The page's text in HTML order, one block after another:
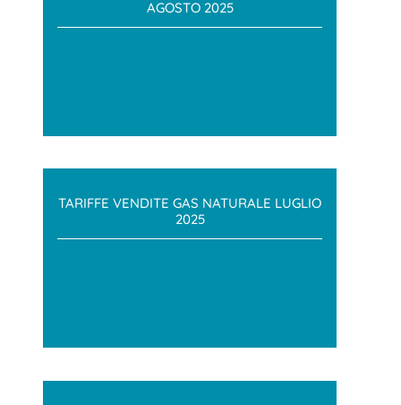
AGOSTO 2025
TARIFFE VENDITE GAS NATURALE LUGLIO
2025